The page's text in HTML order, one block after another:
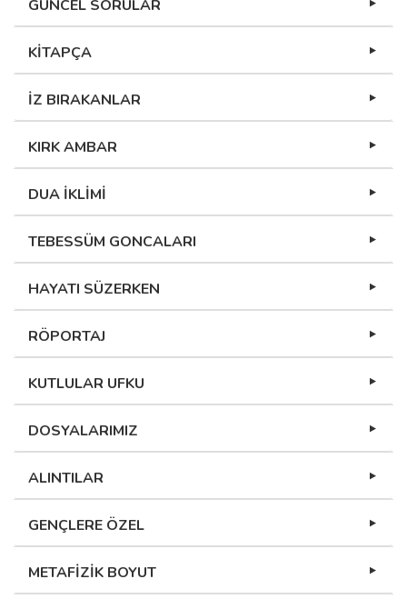
GÜNCEL SORULAR
KİTAPÇA
İZ BIRAKANLAR
KIRK AMBAR
DUA İKLİMİ
TEBESSÜM GONCALARI
HAYATI SÜZERKEN
RÖPORTAJ
KUTLULAR UFKU
DOSYALARIMIZ
ALINTILAR
GENÇLERE ÖZEL
METAFİZİK BOYUT